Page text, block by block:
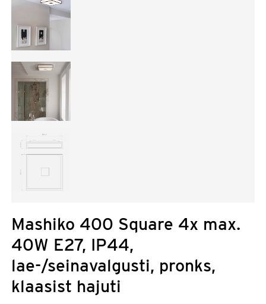
Mashiko 400 Square 4x max.
40W E27, IP44,
lae-/seinavalgusti, pronks,
klaasist hajuti